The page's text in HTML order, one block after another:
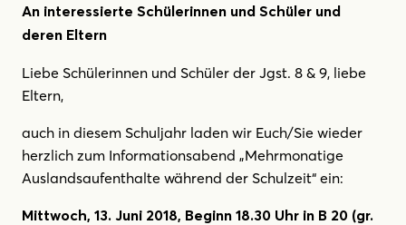
An interessierte Schülerinnen und Schüler und
deren Eltern
Liebe Schülerinnen und Schüler der Jgst. 8 & 9, liebe
Eltern,
auch in diesem Schuljahr laden wir Euch/Sie wieder
herzlich zum Informationsabend „Mehrmonatige
Auslandsaufenthalte während der Schulzeit“ ein:
Mittwoch, 13. Juni 2018, Beginn 18.30 Uhr in B 20 (gr.